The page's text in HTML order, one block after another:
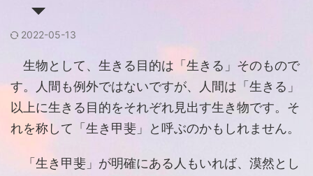
2022-05-13
生物として、生きる目的は「生きる」そのもので
す。人間も例外ではないですが、人間は「生きる」
以上に生きる目的をそれぞれ見出す生き物です。そ
れを称して「生き甲斐」と呼ぶのかもしれません。
「生き甲斐」が明確にある人もいれば、漠然とし